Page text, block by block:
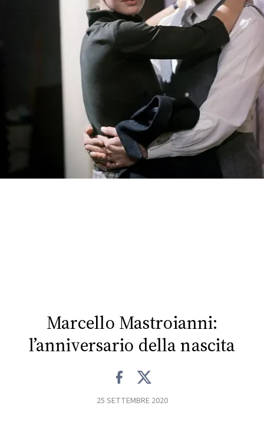
CONCORSI
VIDEO
Marcello Mastroianni:
l’anniversario della nascita
25 SETTEMBRE 2020